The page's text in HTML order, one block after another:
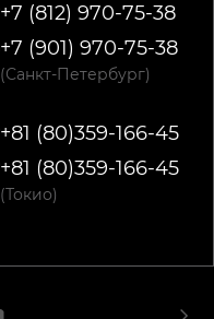
+7 (812) 970-75-38
+7 (901) 970-75-38
(Санкт-Петербург)
+81 (80)359-166-45
+81 (80)359-166-45
(Токио)